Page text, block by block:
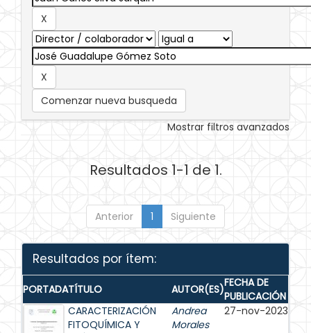
Comenzar nueva busqueda
Mostrar filtros avanzados
Resultados 1-1 de 1.
Anterior 1 Siguiente
Resultados por ítem:
PORTADATÍTULO AUTOR(ES)FECHA DE
PUBLICACIÓN
CARACTERIZACIÓN
FITOQUÍMICA Y
Andrea
Morales
27-nov-2023